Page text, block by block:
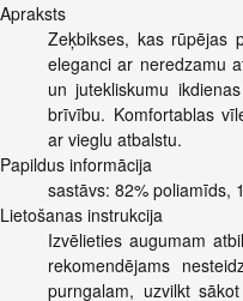
Apraksts
Zeķbikses, kas rūpējas
eleganci ar neredzamu
un jutekliskumu
brīvību. Komfortablas
ar vieglu atbalstu.
Papildus informācija
sastāvs: 82% poliamīds,
Lietošanas instrukcija
Izvēlieties augumam
rekomendējams
purngalam, uzvilkt